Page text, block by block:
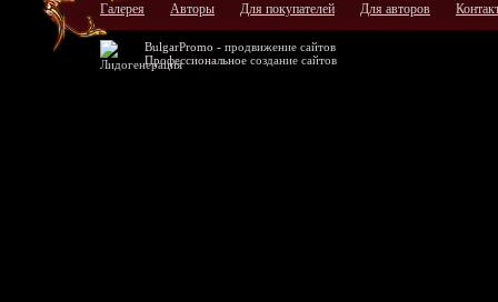
Галерея Авторы Для покупателей Для авторов
BulgarPromo - продвижение сайтов
Профессиональное создание сайтов